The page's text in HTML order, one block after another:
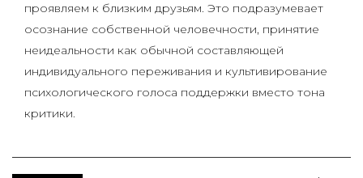
проявляем к близким друзьям. Это подразумевает
осознание собственной человечности, принятие
неидеальности как обычной составляющей
индивидуального переживания и культивирование
психологического голоса поддержки вместо тона
критики.